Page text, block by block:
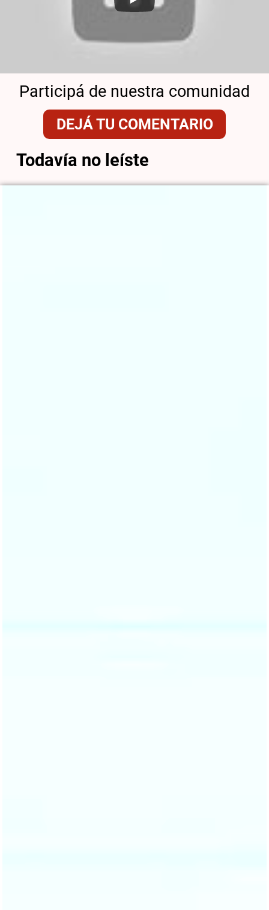
Participá de nuestra comunidad
DEJÁ TU COMENTARIO
Todavía no leíste